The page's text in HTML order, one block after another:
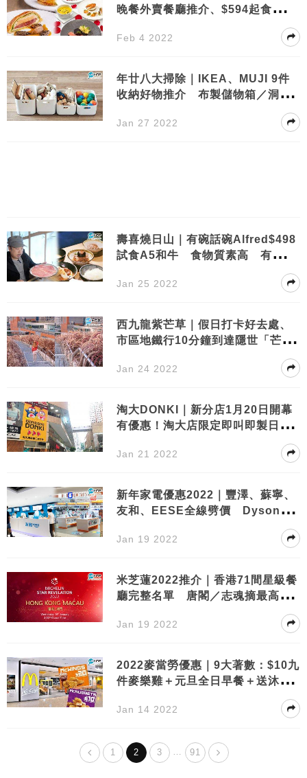
晚餐外賣餐廳推介、$594起食頂級
Feb 4 2022
年廿八大掃除｜IKEA、MUJI 9件
收納好物推介 布製儲物箱／洞洞
Jan 27 2022
壽喜燒日山｜有碗話碗Alfred$498
試食A5和牛 食物質素高 有一道
Jan 25 2022
西九龍紫芒草｜假日打卡好去處、
市區地鐵行10分鐘到達隱世「芒草
Jan 24 2022
淘大DONKI｜新分店1月20日開幕
有優惠！淘大店限定即叫即製日本
Jan 21 2022
新年家電優惠2022｜豐澤、蘇寧、
友和、EESE全線劈價 Dyson吸
塵機減$800 iPhone 13／Sony
藍牙耳機都有
Jan 19 2022
米芝蓮2022推介｜香港71間星級餐
廳完整名單 唐閣／志魂摘最高榮
譽三星 Mono拉丁菜等11間新上
榜
Jan 19 2022
2022麥當勞優惠｜9大著數：$10九
件麥樂雞＋元旦全日早餐＋送沐浴
Jan 14 2022
1 2 3 91